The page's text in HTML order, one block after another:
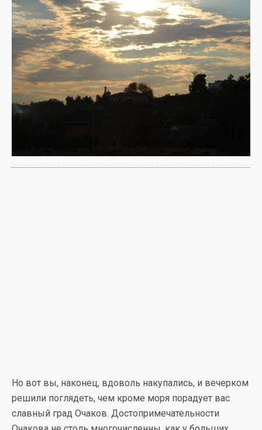
Но вот вы, наконец, вдоволь накупались, и вечерком
решили поглядеть, чем кроме моря порадует вас
славный град Очаков. Достопримечательности